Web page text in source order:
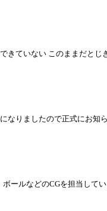
きていない このままだとじ
なりましたので正式にお知
ールなどのCGを担当してい